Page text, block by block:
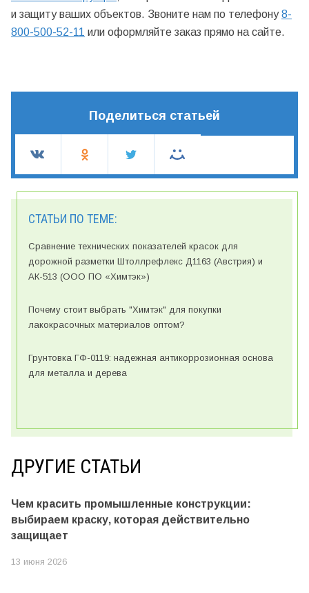
и защиту ваших объектов. Звоните нам по телефону8-
800-500-52-11 или оформляйте заказ прямо на сайте.
Поделиться статьей
СТАТЬИ ПО ТЕМЕ:
Сравнение технических показателей красок для
дорожной разметки Штоллрефлекс Д1163 (Австрия) и
АК-513 (ООО ПО «Химтэк»)
Почему стоит выбрать "Химтэк" для покупки
лакокрасочных материалов оптом?
Грунтовка ГФ-0119: надежная антикоррозионная основа
для металла и дерева
ДРУГИЕ СТАТЬИ
Чем красить промышленные конструкции:
выбираем краску, которая действительно
защищает
13 июня 2026